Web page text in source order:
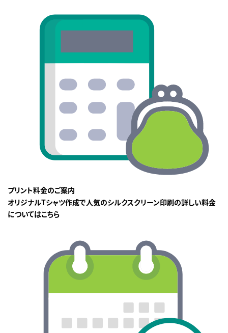
プリント料金のご案内
オリジナルTシャツ作成で人気のシルクスクリーン印刷の詳しい料金
についてはこちら